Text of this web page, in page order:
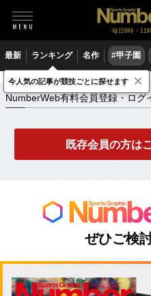
毎日6時・11
最新 ランキング 名作 #甲子園
NumberWeb有料会員登録・ログイン
NumberWeb有料会員登録・ログ
既存会員の方は
ぜひご検
今人気の記事が競技ごとに探せます ×